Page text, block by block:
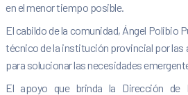
en el menor tiempo posible.
El cabildo de la comunidad, Ángel Polibio
técnico de la institución provincial por las
para solucionar las necesidades
El apoyo que brinda la Dirección de